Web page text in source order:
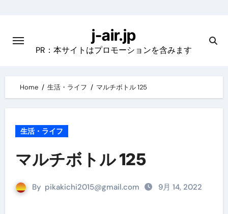
content
j-air.jp
PR：本サイトはプロモーションを含みます
Home 生活・ライフ マルチボトル 125
生活・ライフ
マルチボトル 125
By pikakichi2015@gmail.com 9月 14, 2022